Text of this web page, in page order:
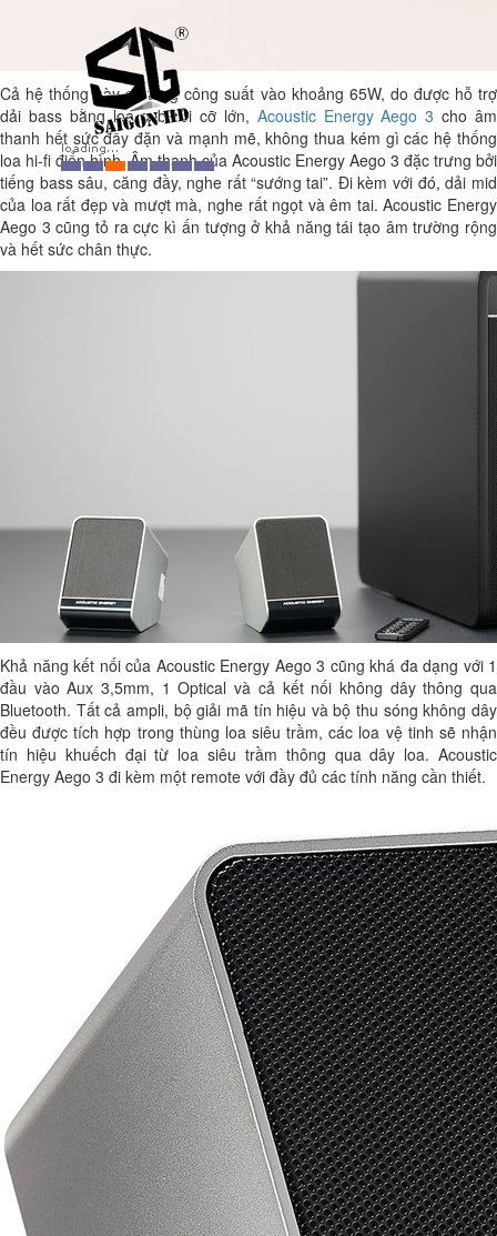
Cả hệ thống này có tổng công suất vào khoảng 65W, do được hỗ trợ
dải bass bằng loa sub rời cỡ lớn, Acoustic Energy Aego 3 cho âm
thanh hết sức đầy đặn và mạnh mẽ, không thua kém gì các hệ thống
loa hi-fi điển hình. Âm thanh của Acoustic Energy Aego 3 đặc trưng bởi
tiếng bass sâu, căng đầy, nghe rất “sướng tai”. Đi kèm với đó, dải mid
của loa rất đẹp và mượt mà, nghe rất ngọt và êm tai. Acoustic Energy
Aego 3 cũng tỏ ra cực kì ấn tượng ở khả năng tái tạo âm trường rộng
và hết sức chân thực.
Khả năng kết nối của Acoustic Energy Aego 3 cũng khá đa dạng với 1
đầu vào Aux 3,5mm, 1 Optical và cả kết nối không dây thông qua
Bluetooth. Tất cả ampli, bộ giải mã tín hiệu và bộ thu sóng không dây
đều được tích hợp trong thùng loa siêu trầm, các loa vệ tinh sẽ nhận
tín hiệu khuếch đại từ loa siêu trầm thông qua dây loa. Acoustic
Energy Aego 3 đi kèm một remote với đầy đủ các tính năng cần thiết.